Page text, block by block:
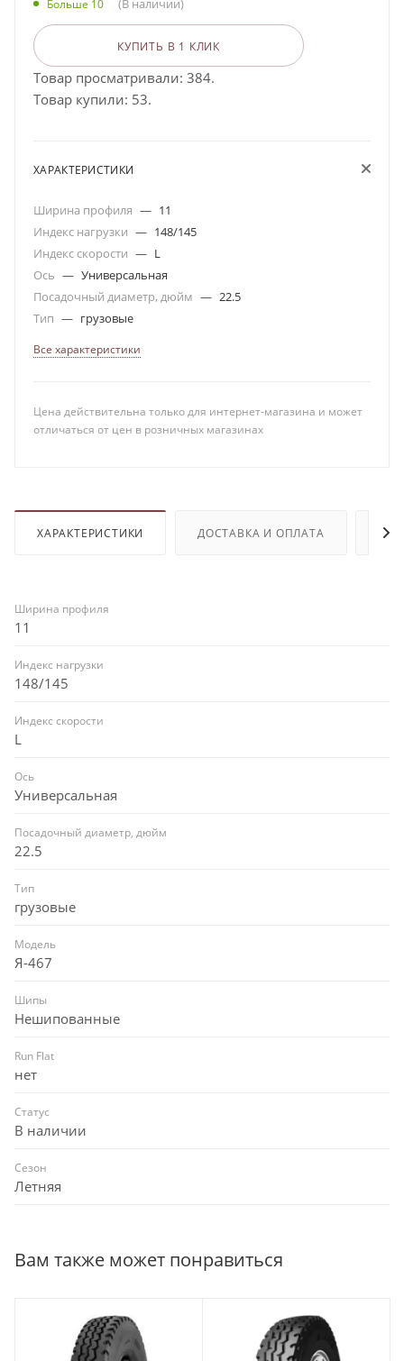
Больше 10 (В наличии)
КУПИТЬ В 1 КЛИК
Товар просматривали: 384.
Товар купили: 53.
ХАРАКТЕРИСТИКИ
Ширина профиля — 11
Индекс нагрузки — 148/145
Индекс скорости — L
Ось — Универсальная
Посадочный диаметр, дюйм — 22.5
Тип — грузовые
Все характеристики
Цена действительна только для интернет-магазина и может
отличаться от цен в розничных магазинах
ХАРАКТЕРИСТИКИ ДОСТАВКА И ОПЛАТА
Ширина профиля
11
Индекс нагрузки
148/145
Индекс скорости
L
Ось
Универсальная
Посадочный диаметр, дюйм
22.5
Тип
грузовые
Модель
Я-467
Шипы
Нешипованные
Run Flat
нет
Статус
В наличии
Сезон
Летняя
Вам также может понравиться